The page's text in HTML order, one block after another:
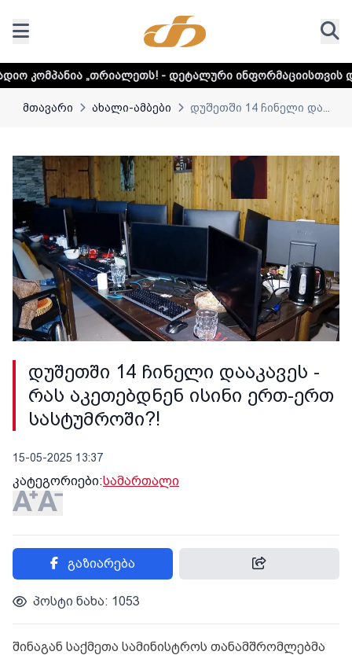
- დეტალური ინფორმაციისთვის დააკლიკეთ ლინკს
მთავარი ახალი-ამბები დუშეთში 14 ჩინელი და...
დუშეთში 14 ჩინელი დააკავეს -
რას აკეთებდნენ ისინი ერთ-ერთ
სასტუმროში?!
15-05-2025 13:37
კატეგორიები:სამართალი
გაზიარება
პოსტი ნახა: 1053
შინაგან საქმეთა სამინისტროს თანამშრომლებმა